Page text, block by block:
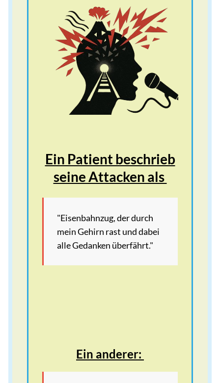
Ein Patient beschrieb
seine Attacken als
"Eisenbahnzug, der durch
mein Gehirn rast und dabei
alle Gedanken überfährt."
Ein anderer: